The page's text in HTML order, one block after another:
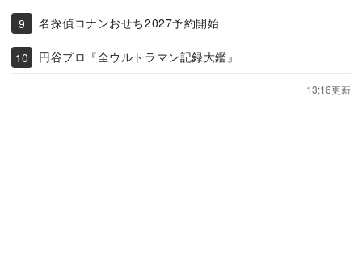
名探偵コナンおせち2027予約開始
円谷プロ『全ウルトラマン記録大鑑』
13:16更新